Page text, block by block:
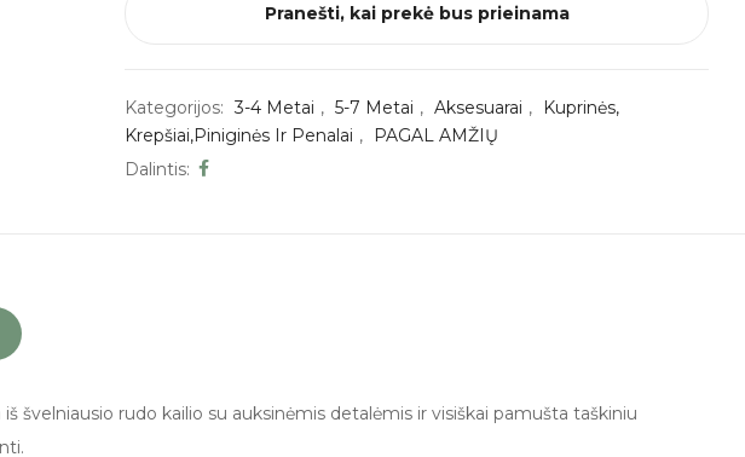
Pranešti, kai prekė bus prieinama
Kategorijos: 3-4 Metai , 5-7 Metai , Aksesuarai ,
Kuprinės,
Krepšiai,piniginės Ir Penalai ,
PAGAL AMŽIŲ
Dalintis:
švelniausio rudo kailio su auksinėmis detalėmis ir visiškai pamušta taškiniu